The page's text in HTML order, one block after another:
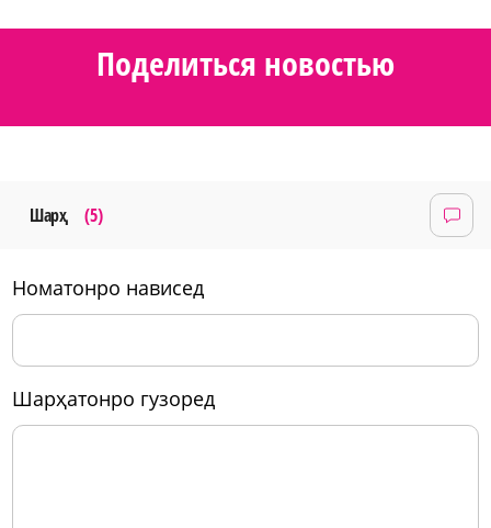
Поделиться новостью
Шарҳ (5)
номатонро нависед
шарҳатонро гузоред